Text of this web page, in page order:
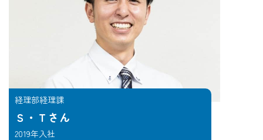
経理部経理課
Ｓ・Ｔさん
2019年入社